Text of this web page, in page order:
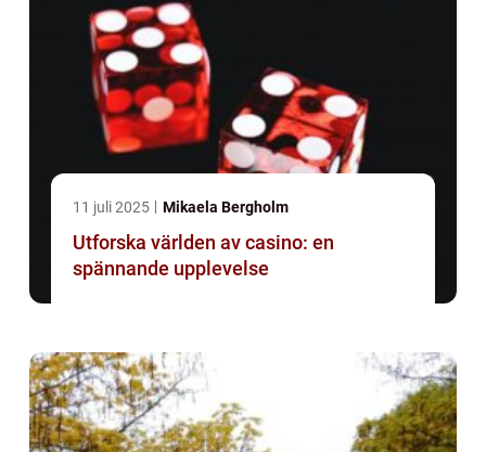
11 juli 2025 Mikaela Bergholm
Utforska världen av casino: en
spännande upplevelse